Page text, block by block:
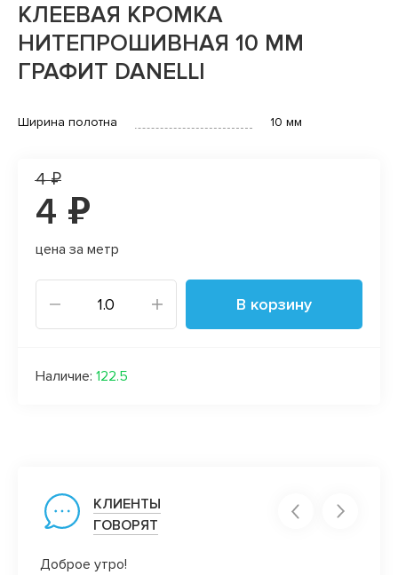
КЛЕЕВАЯ КРОМКА
НИТЕПРОШИВНАЯ 10 ММ
ГРАФИТ DANELLI
Ширина полотна 10 мм
4 ₽
4 ₽
цена за метр
В корзину
Наличие: 122.5
КЛИЕНТЫ
ГОВОРЯТ
Доброе утро!